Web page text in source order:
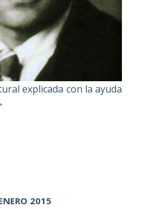
explicada con la ayuda
2015